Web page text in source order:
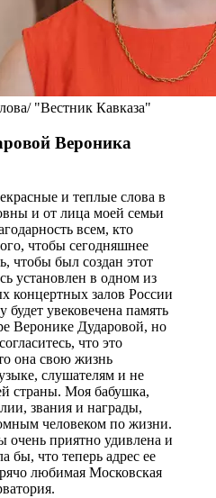
"Вестник Кавказа"
Вероника
и теплые слова в
и от лица моей семьи
всем, кто
чтобы сегодняшнее
чтобы был создан этот
установлен в одном из
концертных залов России
будет увековечена память
Веронике Дударовой, но
что это
она свою жизнь
слушателям и не
страны. Моя бабушка,
звания и награды,
человеком по жизни.
приятно удивлена и
бы, что теперь адрес ее
любимая Московская